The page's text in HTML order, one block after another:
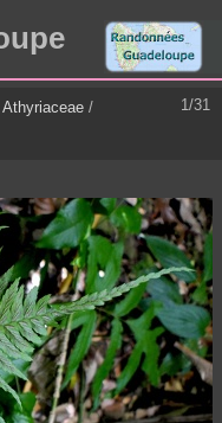
1/31
Athyriaceae /